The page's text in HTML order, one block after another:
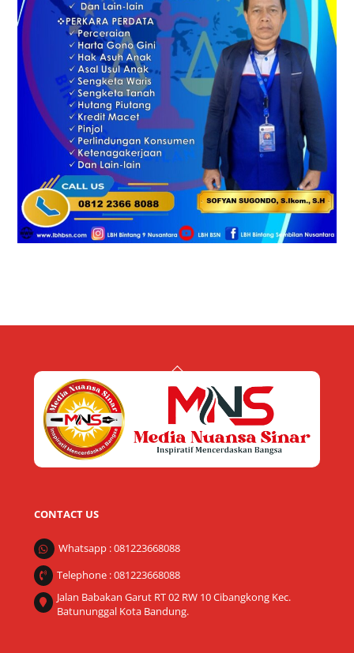
Back
Top
CONTACT US
Whatsapp : 081223668088
Telephone : 081223668088
Jalan Babakan Garut RT 02 RW 10 Cibangkong Kec.
Batununggal Kota Bandung.